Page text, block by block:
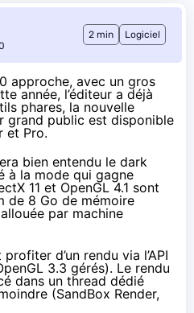
2 min Logiciel
approche, avec un gros
année, l’éditeur a déjà
phares, la nouvelle
grand public est disponible
et Pro.
bien entendu le dark
à la mode qui gagne
11 et OpenGL 4.1 sont
de 8 Go de mémoire
par machine
d’un rendu via l’API
3.3 gérés). Le rendu
dans un thread dédié
(SandBox Render,